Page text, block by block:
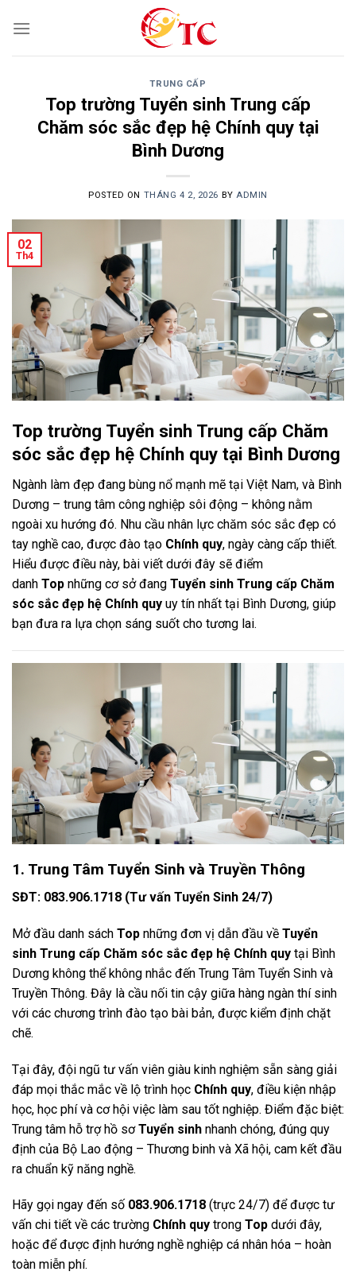
TRUNG CẤP
Top trường Tuyển sinh Trung cấp
Chăm sóc sắc đẹp hệ Chính quy tại
Bình Dương
POSTED ON THÁNG 4 2, 2026 BY ADMIN
02
Th4
Top trường Tuyển sinh Trung cấp Chăm
sóc sắc đẹp hệ Chính quy tại Bình Dương
Ngành làm đẹp đang bùng nổ mạnh mẽ tại Việt Nam, và Bình
Dương – trung tâm công nghiệp sôi động – không nằm
ngoài xu hướng đó. Nhu cầu nhân lực chăm sóc sắc đẹp có
tay nghề cao, được đào tạo Chính quy, ngày càng cấp thiết.
Hiểu được điều này, bài viết dưới đây sẽ điểm
danh Top những cơ sở đang Tuyển sinh Trung cấp Chăm
sóc sắc đẹp hệ Chính quy uy tín nhất tại Bình Dương, giúp
bạn đưa ra lựa chọn sáng suốt cho tương lai.
1. Trung Tâm Tuyển Sinh và Truyền Thông
SĐT: 083.906.1718 (Tư vấn Tuyển Sinh 24/7)
Mở đầu danh sách Top những đơn vị dẫn đầu về Tuyển
sinh Trung cấp Chăm sóc sắc đẹp hệ Chính quy tại Bình
Dương không thể không nhắc đến Trung Tâm Tuyển Sinh và
Truyền Thông. Đây là cầu nối tin cậy giữa hàng ngàn thí sinh
với các chương trình đào tạo bài bản, được kiểm định chặt
chẽ.
Tại đây, đội ngũ tư vấn viên giàu kinh nghiệm sẵn sàng giải
đáp mọi thắc mắc về lộ trình học Chính quy, điều kiện nhập
học, học phí và cơ hội việc làm sau tốt nghiệp. Điểm đặc biệt:
Trung tâm hỗ trợ hồ sơTuyển sinh nhanh chóng, đúng quy
định của Bộ Lao động – Thương binh và Xã hội, cam kết đầu
ra chuẩn kỹ năng nghề.
Hãy gọi ngay đến số 083.906.1718 (trực 24/7) để được tư
vấn chi tiết về các trường Chính quy trong Top dưới đây,
hoặc để được định hướng nghề nghiệp cá nhân hóa – hoàn
toàn miễn phí.